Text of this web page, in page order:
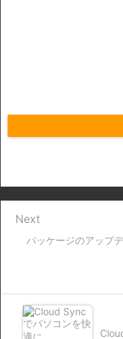
パッケージのアップ
Next